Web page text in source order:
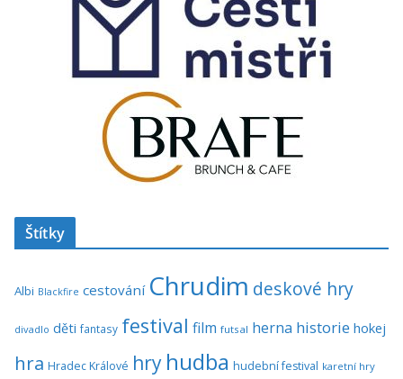
Štítky
Albi Blackfire cestování Chrudim deskové hry
divadlo děti fantasy festival film futsal herna historie hokej
hra Hradec Králové hry hudba hudební festival karetní hry